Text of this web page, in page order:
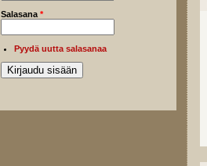
Salasana *
Pyydä uutta salasanaa